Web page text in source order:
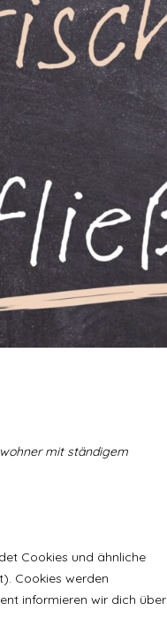
mit ständigem
Cookies und ähnliche
Cookies werden
informieren wir dich über